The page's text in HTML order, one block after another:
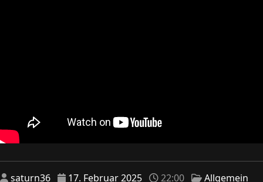
saturn36 17. Februar 2025 22:00
Allgemein